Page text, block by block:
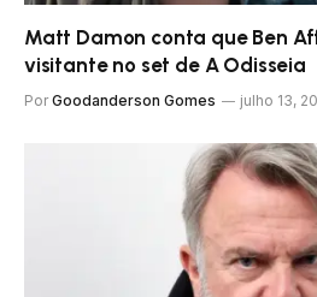
Matt Damon conta que Ben
visitante no set de A Odisseia
Por Goodanderson Gomes julho 13,